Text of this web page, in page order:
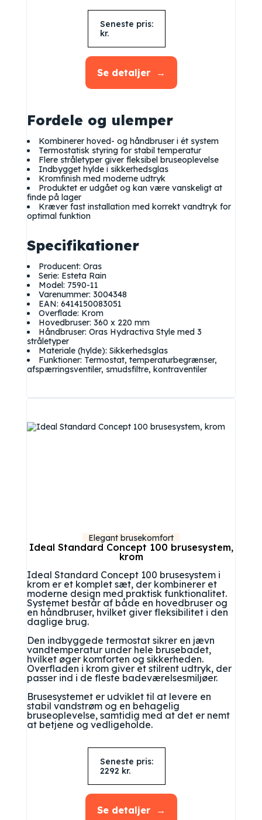
Fordele og ulemper
Kombinerer hoved- og håndbruser i ét system
Termostatisk styring for stabil temperatur
Flere stråletyper giver fleksibel bruseoplevelse
Indbygget hylde i sikkerhedsglas
Kromfinish med moderne udtryk
Produktet er udgået og kan være vanskeligt at
finde på lager
Kræver fast installation med korrekt vandtryk for
optimal funktion
Specifikationer
Producent: Oras
Serie: Esteta Rain
Model: 7590-11
Varenummer: 3004348
EAN: 6414150083051
Overflade: Krom
Hovedbruser: 360 x 220 mm
Håndbruser: Oras Hydractiva Style med 3
stråletyper
Materiale (hylde): Sikkerhedsglas
Funktioner: Termostat, temperaturbegrænser,
afspærringsventiler, smudsfiltre, kontraventiler
Seneste pris:
kr.
Se detaljer
Elegant brusekomfort
Ideal Standard Concept 100 brusesystem,
krom
Ideal Standard Concept 100 brusesystem i
krom er et komplet sæt, der kombinerer et
moderne design med praktisk funktionalitet.
Systemet består af både en hovedbruser og
en håndbruser, hvilket giver fleksibilitet i den
daglige brug.
Den indbyggede termostat sikrer en jævn
vandtemperatur under hele brusebadet,
hvilket øger komforten og sikkerheden.
Overfladen i krom giver et stilrent udtryk, der
passer ind i de fleste badeværelsesmiljøer.
Brusesystemet er udviklet til at levere en
stabil vandstrøm og en behagelig
bruseoplevelse, samtidig med at det er nemt
at betjene og vedligeholde.
Seneste pris:
2292 kr.
Se detaljer